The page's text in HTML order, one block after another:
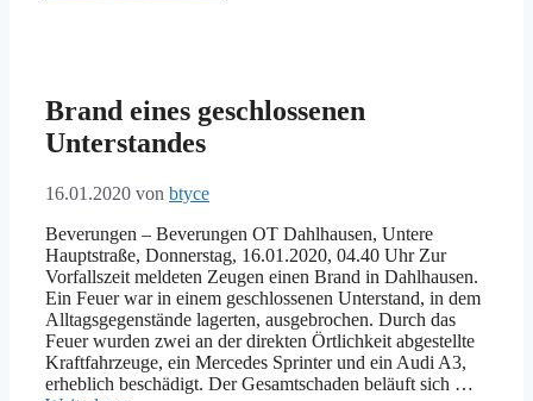
Brand eines geschlossenen
Unterstandes
16.01.2020 von btyce
Beverungen – Beverungen OT Dahlhausen, Untere
Hauptstraße, Donnerstag, 16.01.2020, 04.40 Uhr Zur
Vorfallszeit meldeten Zeugen einen Brand in Dahlhausen.
Ein Feuer war in einem geschlossenen Unterstand, in dem
Alltagsgegenstände lagerten, ausgebrochen. Durch das
Feuer wurden zwei an der direkten Örtlichkeit abgestellte
Kraftfahrzeuge, ein Mercedes Sprinter und ein Audi A3,
erheblich beschädigt. Der Gesamtschaden beläuft sich …